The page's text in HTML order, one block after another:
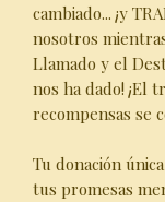
cambiado... ¡y
nosotros
Llamado y el
nos ha dado! ¡El
recompensas se
Tu donación
tus promesas